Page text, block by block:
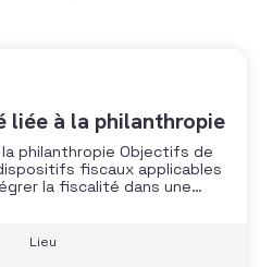
à la philanthropie
philanthropie Objectifs de
fiscaux applicables
la fiscalité dans une
juridique
les régimes
Lieu